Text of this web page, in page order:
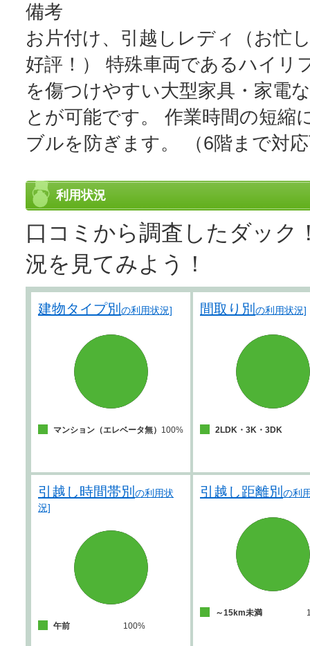
備考
お片付け、引越しレディ（お忙
好評！） 特殊車両であるハイリ
を傷つけやすい大型家具・家電
とが可能です。 作業時間の短
ブルを防ぎます。 （6階まで対
利用状況
口コミから調査したダック
況を見てみよう！
建物タイプ別 の利用状況]
マンション（エレベータ無） 100%
間取り別 の利用状況]
2LDK・3K・3DK
引越し時間帯別 の利用状
況]
午前 100%
引越し距離別 の利
～15km未満